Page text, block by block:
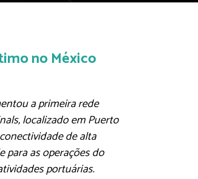
no México
a primeira rede
localizado em Puerto
de alta
para as operações do
portuárias.